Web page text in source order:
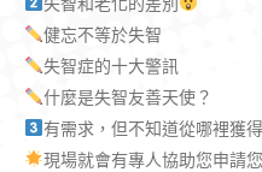
健忘不等於失智
失智症的十大警訊
什麼是失智友善天使？
有需求，但不知道從哪裡獲
現場就會有專人協助您申請